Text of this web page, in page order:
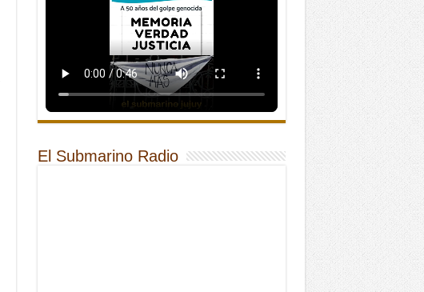
El Submarino Radio